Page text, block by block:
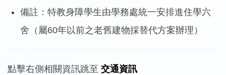
備註：特教身障學生由學務處統一安排進住學六
舍（屬60年以前之老舊建物採替代方案辦理）
點擊右側相關資訊跳至 交通資訊